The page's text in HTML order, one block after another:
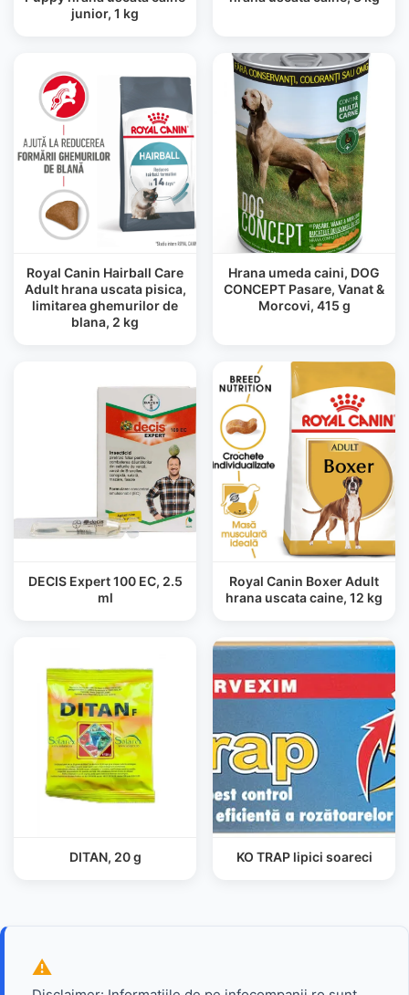
junior, 1 kg
Royal Canin Hairball Care
Adult hrana uscata pisica,
limitarea ghemurilor de
blana, 2 kg
Hrana umeda caini, DOG
CONCEPT Pasare, Vanat &
Morcovi, 415 g
DECIS Expert 100 EC, 2.5
ml
Royal Canin Boxer Adult
hrana uscata caine, 12 kg
DITAN, 20 g KO TRAP lipici soareci